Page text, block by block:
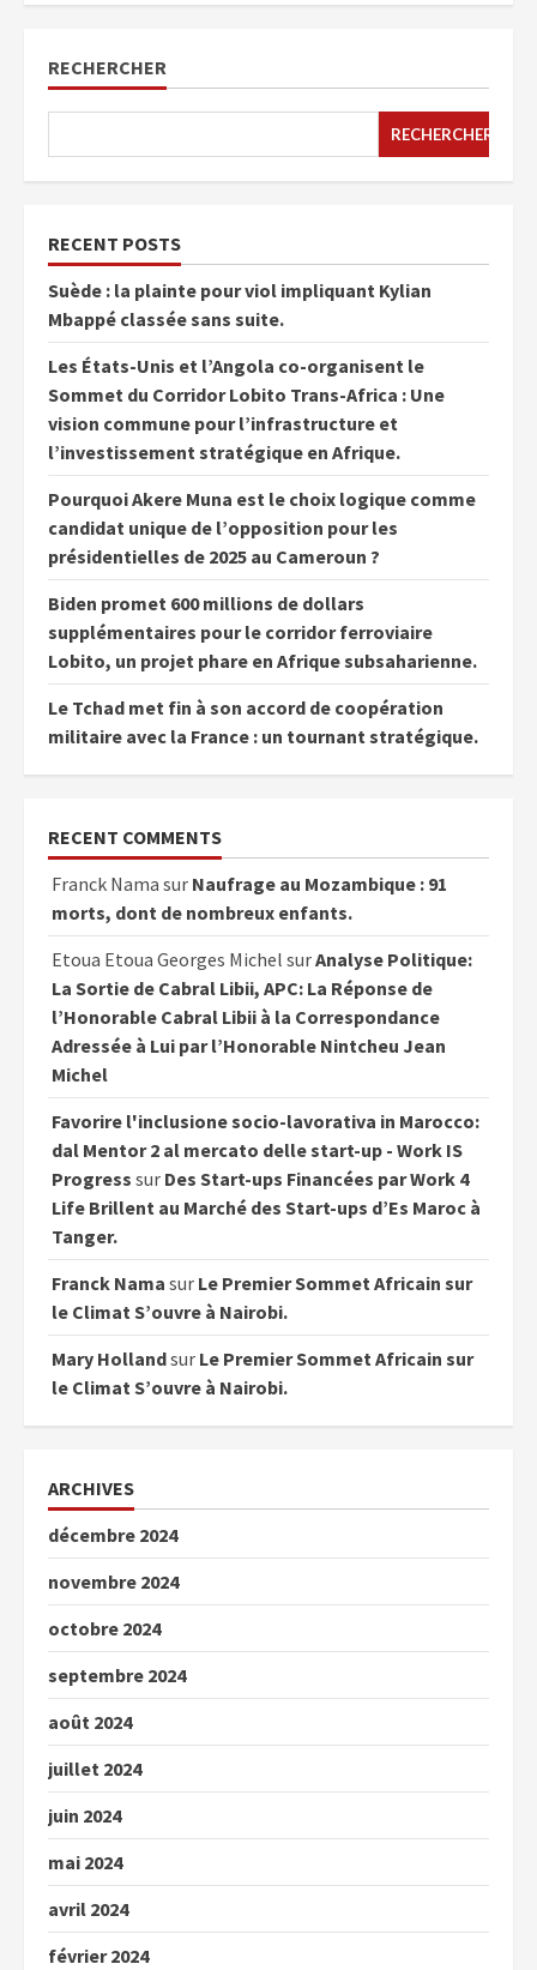
RECHERCHER
RECHERCHER
RECENT POSTS
Suède : la plainte pour viol impliquant Kylian
Mbappé classée sans suite.
Les États-Unis et l’Angola co-organisent le
Sommet du Corridor Lobito Trans-Africa : Une
vision commune pour l’infrastructure et
l’investissement stratégique en Afrique.
Pourquoi Akere Muna est le choix logique comme
candidat unique de l’opposition pour les
présidentielles de 2025 au Cameroun ?
Biden promet 600 millions de dollars
supplémentaires pour le corridor ferroviaire
Lobito, un projet phare en Afrique subsaharienne.
Le Tchad met fin à son accord de coopération
militaire avec la France : un tournant stratégique.
RECENT COMMENTS
Franck Nama sur Naufrage au Mozambique : 91
morts, dont de nombreux enfants.
Etoua Etoua Georges Michel surAnalyse Politique:
La Sortie de Cabral Libii, APC: La Réponse de
l’Honorable Cabral Libii à la Correspondance
Adressée à Lui par l’Honorable Nintcheu Jean
Michel
Favorire l'inclusione socio-lavorativa in Marocco:
dal Mentor 2 al mercato delle start-up - Work IS
Progress sur Des Start-ups Financées par Work 4
Life Brillent au Marché des Start-ups d’Es Maroc à
Tanger.
Franck Nama sur Le Premier Sommet Africain sur
le Climat S’ouvre à Nairobi.
Mary Hollandsur Le Premier Sommet Africain sur
le Climat S’ouvre à Nairobi.
ARCHIVES
décembre 2024
novembre 2024
octobre 2024
septembre 2024
août 2024
juillet 2024
juin 2024
mai 2024
avril 2024
février 2024